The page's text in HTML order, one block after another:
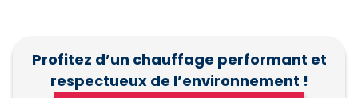
Profitez d’un chauffage performant et
respectueux de l’environnement !